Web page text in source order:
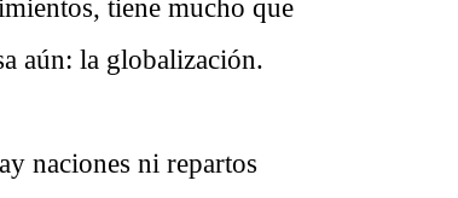
tiene mucho que
aún: la globalización.
naciones ni repartos